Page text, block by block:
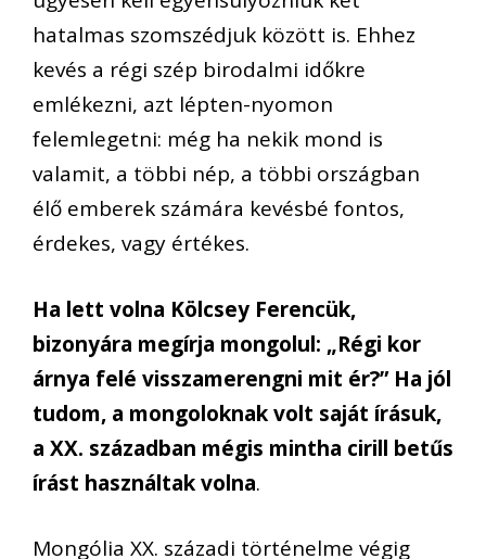
hatalmas szomszédjuk között is. Ehhez
kevés a régi szép birodalmi időkre
emlékezni, azt lépten-nyomon
felemlegetni: még ha nekik mond is
valamit, a többi nép, a többi országban
élő emberek számára kevésbé fontos,
érdekes, vagy értékes.
Ha lett volna Kölcsey Ferencük,
bizonyára megírja mongolul: „Régi kor
árnya felé visszamerengni mit ér?” Ha jól
tudom, a mongoloknak volt saját írásuk,
a XX. században mégis mintha cirill betűs
írást használtak volna.
Mongólia XX. századi történelme végig